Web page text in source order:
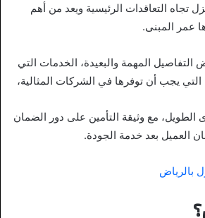
التعاقدات الرئيسية ويعد من أهم
عمر المبنى.
المهمة والبعيدة، الخدمات التي
التي يجب أن توفرها في الشركات المثالية،
الطويل، مع وثيقة التأمين على دور الضمان
بعد خدمة الجودة.
بالرياض